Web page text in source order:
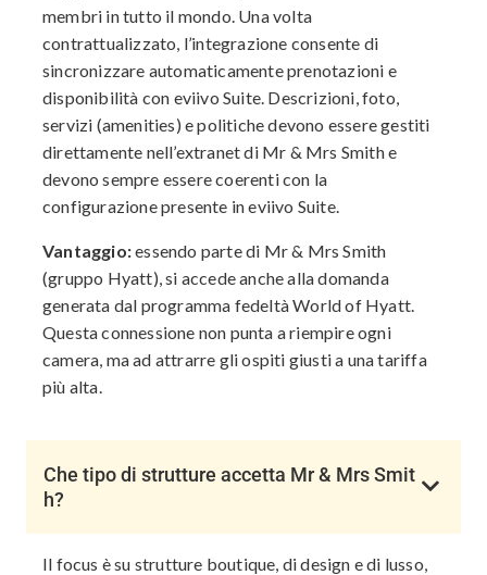
membri in tutto il mondo. Una volta
contrattualizzato, l’integrazione consente di
sincronizzare automaticamente prenotazioni e
disponibilità con eviivo Suite. Descrizioni, foto,
servizi (amenities) e politiche devono essere gestiti
direttamente nell’extranet di Mr & Mrs Smith e
devono sempre essere coerenti con la
configurazione presente in eviivo Suite.
Vantaggio:essendo parte di Mr & Mrs Smith
(gruppo Hyatt), si accede anche alla domanda
generata dal programma fedeltà World of Hyatt.
Questa connessione non punta a riempire ogni
camera, ma ad attrarre gli ospiti giusti a una tariffa
più alta.
Che tipo di strutture accetta Mr & Mrs Smit
h?
Il focus è su strutture boutique, di design e di lusso,